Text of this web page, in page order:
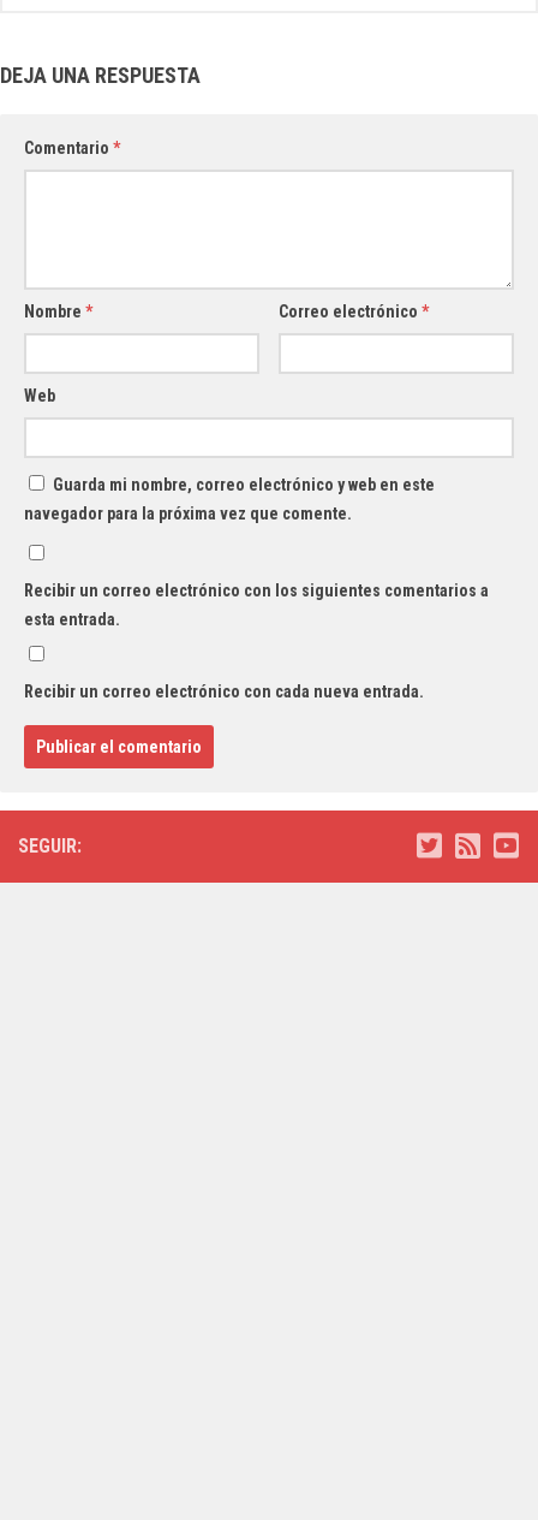
DEJA UNA RESPUESTA
Comentario *
Nombre * Correo electrónico*
Web
Guarda mi nombre, correo electrónico y web en este
navegador para la próxima vez que comente.
Recibir un correo electrónico con los siguientes comentarios a
esta entrada.
Recibir un correo electrónico con cada nueva entrada.
SEGUIR: